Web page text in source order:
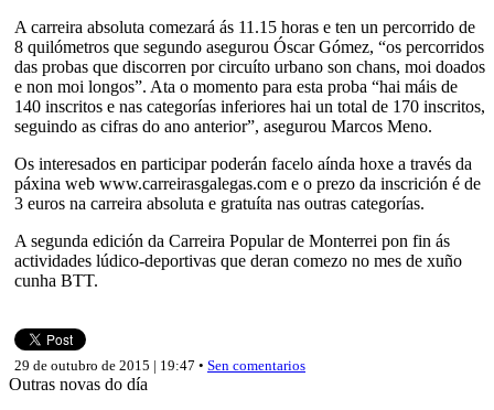
A carreira absoluta comezará ás 11.15 horas e ten un percorrido de
8 quilómetros que segundo asegurou Óscar Gómez, “os percorridos
das probas que discorren por circuíto urbano son chans, moi doados
e non moi longos”. Ata o momento para esta proba “hai máis de
140 inscritos e nas categorías inferiores hai un total de 170 inscritos,
seguindo as cifras do ano anterior”, asegurou Marcos Meno.
Os interesados en participar poderán facelo aínda hoxe a través da
páxina web www.carreirasgalegas.com e o prezo da inscrición é de
3 euros na carreira absoluta e gratuíta nas outras categorías.
A segunda edición da Carreira Popular de Monterrei pon fin ás
actividades lúdico-deportivas que deran comezo no mes de xuño
cunha BTT.
29 de outubro de 2015 | 19:47 • Sen comentarios
Outras novas do día